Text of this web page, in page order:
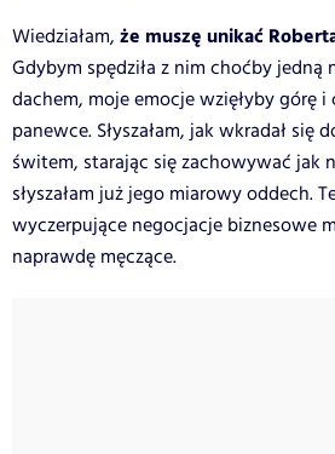
Wiedziałam, że muszę unikać
Gdybym spędziła z nim choćby jedną
dachem, moje emocje wzięłyby górę i
panewce. Słyszałam, jak wkradał się
świtem, starając się zachowywać jak
słyszałam już jego miarowy oddech.
wyczerpujące negocjacje biznesowe
naprawdę męczące.